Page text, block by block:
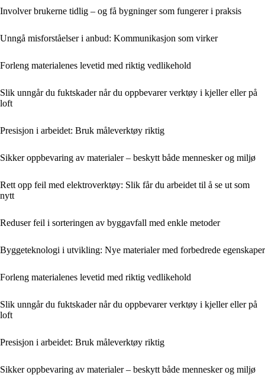
Involver brukerne tidlig – og få bygninger som fungerer i praksis
Unngå misforståelser i anbud: Kommunikasjon som virker
Forleng materialenes levetid med riktig vedlikehold
Slik unngår du fuktskader når du oppbevarer verktøy i kjeller eller på
loft
Presisjon i arbeidet: Bruk måleverktøy riktig
Sikker oppbevaring av materialer – beskytt både mennesker og miljø
Rett opp feil med elektroverktøy: Slik får du arbeidet til å se ut som
nytt
Reduser feil i sorteringen av byggavfall med enkle metoder
Byggeteknologi i utvikling: Nye materialer med forbedrede egenskaper
Forleng materialenes levetid med riktig vedlikehold
Slik unngår du fuktskader når du oppbevarer verktøy i kjeller eller på
loft
Presisjon i arbeidet: Bruk måleverktøy riktig
Sikker oppbevaring av materialer – beskytt både mennesker og miljø